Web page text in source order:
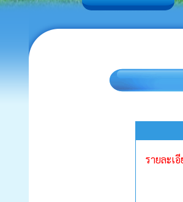
รายละเอี